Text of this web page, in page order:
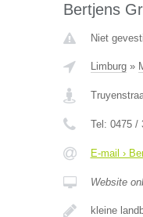
Bertjens
Niet
Limburg»
Tel: 0475 /
E-mail ›
Website
kleine